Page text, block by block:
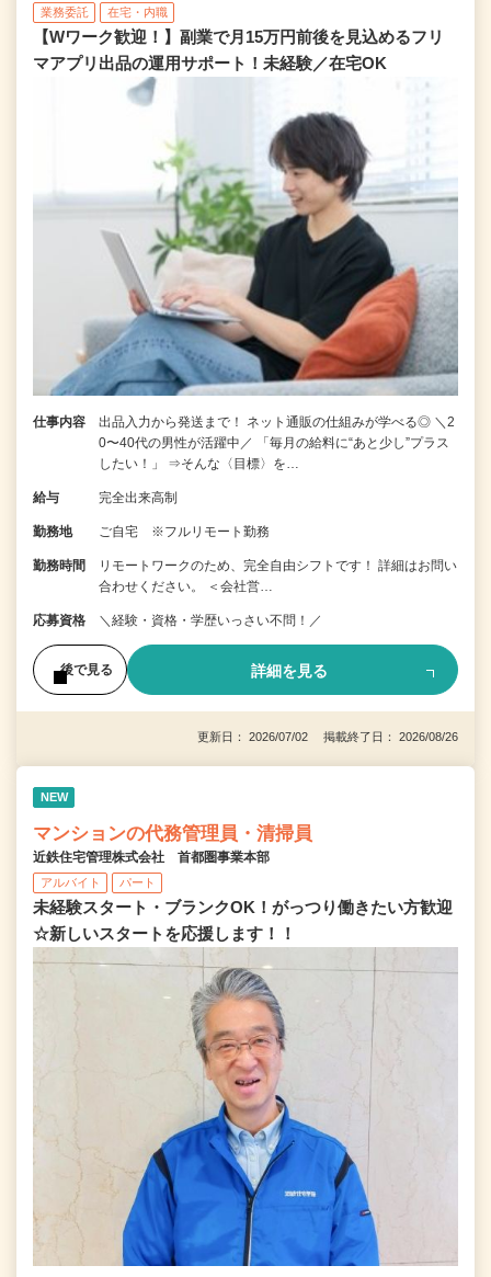
業務委託 在宅・内職
【Wワーク歓迎！】副業で月15万円前後を見込めるフリ
マアプリ出品の運用サポート！未経験／在宅OK
仕事内容
出品入力から発送まで！ ネット通販の仕組みが学べる◎ ＼2
0〜40代の男性が活躍中／ 「毎月の給料に“あと少し”プラス
したい！」 ⇒そんな〈目標〉を…
給与 完全出来高制
勤務地 ご自宅 ※フルリモート勤務
勤務時間
リモートワークのため、完全自由シフトです！ 詳細はお問い
合わせください。 ＜会社営…
応募資格 ＼経験・資格・学歴いっさい不問！／
後で見る 詳細を見る
更新日： 2026/07/02 掲載終了日： 2026/08/26
NEW
マンションの代務管理員・清掃員
近鉄住宅管理株式会社 首都圏事業本部
アルバイト パート
未経験スタート・ブランクOK！がっつり働きたい方歓迎
☆新しいスタートを応援します！！